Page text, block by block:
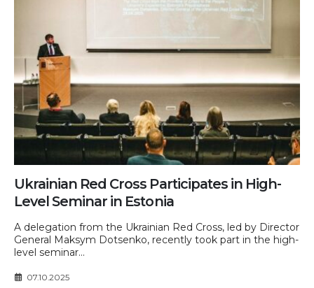
Ukrainian Red Cross Participates in High-
Level Seminar in Estonia
A delegation from the Ukrainian Red Cross, led by Director
General Maksym Dotsenko, recently took part in the high-
level seminar...
07.10.2025